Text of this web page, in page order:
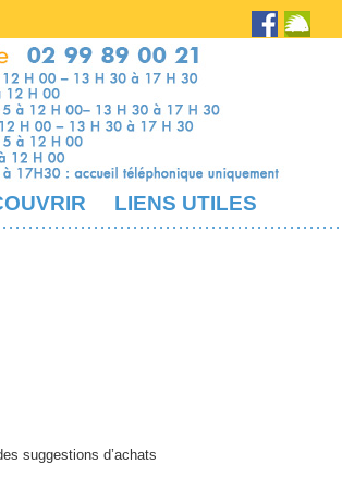
LIENS UTILES
suggestions d’achats